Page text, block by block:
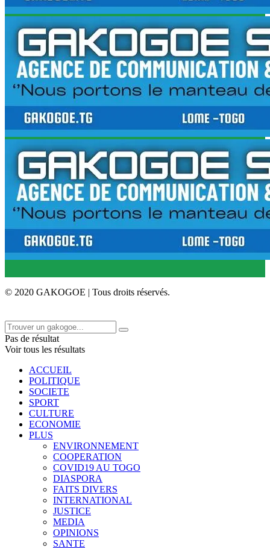
© 2020 GAKOGOE | Tous droits réservés.
Pas de résultat
Voir tous les résultats
ACCUEIL
POLITIQUE
SOCIETE
SPORT
CULTURE
ECONOMIE
PLUS
ENVIRONNEMENT
COOPERATION
COVID19 AU TOGO
DIASPORA
FAITS DIVERS
INTERNATIONAL
JUSTICE
MEDIA
OPINIONS
SANTE